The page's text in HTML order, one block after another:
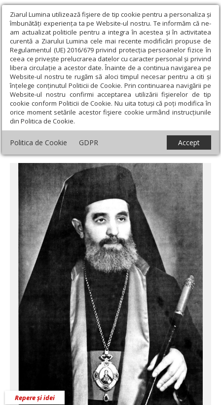
Ziarul Lumina utilizează fişiere de tip cookie pentru a personaliza și
îmbunătăți experiența ta pe Website-ul nostru. Te informăm că ne-
am actualizat politicile pentru a integra în acestea și în activitatea
curentă a Ziarului Lumina cele mai recente modificări propuse de
Regulamentul (UE) 2016/679 privind protecția persoanelor fizice în
ceea ce privește prelucrarea datelor cu caracter personal și privind
libera circulație a acestor date. Înainte de a continua navigarea pe
Website-ul nostru te rugăm să aloci timpul necesar pentru a citi și
înțelege conținutul Politicii de Cookie. Prin continuarea navigării pe
Website-ul nostru confirmi acceptarea utilizării fişierelor de tip
cookie conform Politicii de Cookie. Nu uita totuși că poți modifica în
orice moment setările acestor fişiere cookie urmând instrucțiunile
din Politica de Cookie.
Politica de Cookie GDPR Accept
Ziarul Lumina › Opinii › Repere și idei › Arhiepiscopul Lucian
Florea şi stăruinţa sa pentru Aşezămintele Româneşti din Ţara
Sfântă (III)
Arhiepiscopul Lucian Florea şi stăruinţa sa
pentru Aşezămintele Româneşti din Ţara
Sfântă (III)
Repere și idei